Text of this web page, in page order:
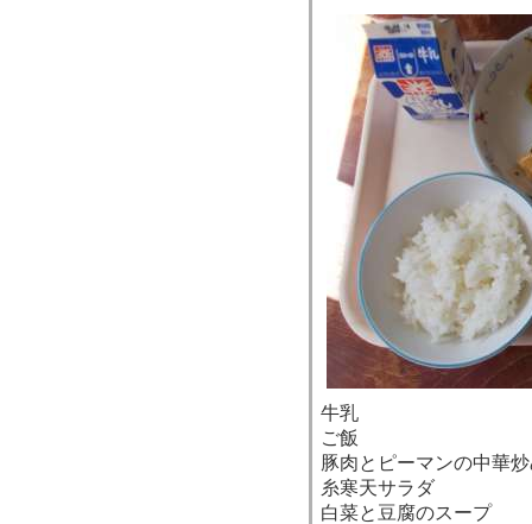
牛乳
ご飯
豚肉とピーマンの中華
糸寒天サラダ
白菜と豆腐のスープ